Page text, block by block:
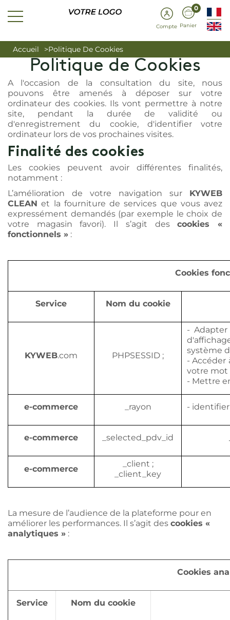
Compte
0
Panier
Accueil Politique De Cookies
Politique de Cookies
A l'occasion de la consultation du site, nous
pouvons être amenés à déposer sur votre
ordinateur des cookies. Ils vont permettre à notre
site, pendant la durée de validité ou
d'enregistrement du cookie, d'identifier votre
ordinateur lors de vos prochaines visites.
Finalité des cookies
Les cookies peuvent avoir différentes finalités,
notamment :
L’amélioration de votre navigation sur KYWEB
CLEAN et la fourniture de services que vous avez
expressément demandés (par exemple le choix de
votre magasin favori). Il s’agit descookies «
fonctionnels » :
Cookies
Service Nom du cookie
KYWEB.com PHPSESSID ;
-
système
- Accéder
votre mot
- Mettre
e-commerce _rayon -
e-commerce _selected_pdv_id
e-commerce
_client ;
_client_key
La mesure de l’audience de la plateforme pour en
améliorer les performances. Il s’agit des cookies «
analytiques » :
Cookies
Service Nom du cookie